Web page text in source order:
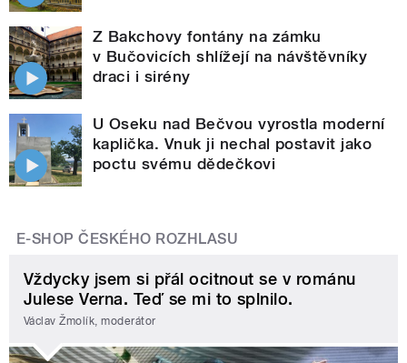
Z Bakchovy fontány na zámku
v Bučovicích shlížejí na návštěvníky
draci i sirény
U Oseku nad Bečvou vyrostla moderní
kaplička. Vnuk ji nechal postavit jako
poctu svému dědečkovi
E-SHOP ČESKÉHO ROZHLASU
Vždycky jsem si přál ocitnout se v románu
Julese Verna. Teď se mi to splnilo.
Václav Žmolík, moderátor